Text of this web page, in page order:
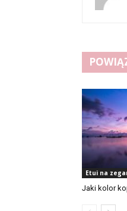
Etui na
Jaki kolor